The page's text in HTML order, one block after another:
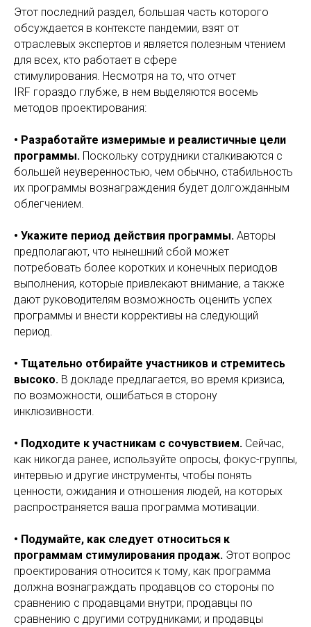
Этот последний раздел, большая часть которого
обсуждается в контексте пандемии, взят от
отраслевых экспертов и является полезным чтением
для всех, кто работает в сфере
стимулирования. Несмотря на то, что отчет
IRF гораздо глубже, в нем выделяются восемь
методов проектирования:
• Разработайте измеримые и реалистичные цели
программы. Поскольку сотрудники сталкиваются с
большей неуверенностью, чем обычно, стабильность
их программы вознаграждения будет долгожданным
облегчением.
• Укажите период действия программы. Авторы
предполагают, что нынешний сбой может
потребовать более коротких и конечных периодов
выполнения, которые привлекают внимание, а также
дают руководителям возможность оценить успех
программы и внести коррективы на следующий
период.
• Тщательно отбирайте участников и стремитесь
высоко. В докладе предлагается, во время кризиса,
по возможности, ошибаться в сторону
инклюзивности.
• Подходите к участникам с сочувствием. Сейчас,
как никогда ранее, используйте опросы, фокус-группы,
интервью и другие инструменты, чтобы понять
ценности, ожидания и отношения людей, на которых
распространяется ваша программа мотивации.
• Подумайте, как следует относиться к
программам стимулирования продаж. Этот вопрос
проектирования относится к тому, как программа
должна вознаграждать продавцов со стороны по
сравнению с продавцами внутри; продавцы по
сравнению с другими сотрудниками; и продавцы